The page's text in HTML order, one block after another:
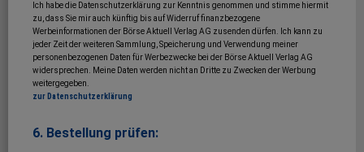
Ich habe die Datenschutzerklärung zur Kenntnis genommen und stimme hiermit
zu, dass Sie mir auch künftig bis auf Widerruf finanzbezogene
Werbeinformationen der Börse Aktuell Verlag AG zusenden dürfen. Ich kann zu
jeder Zeit der weiteren Sammlung, Speicherung und Verwendung meiner
personenbezogenen Daten für Werbezwecke bei der Börse Aktuell Verlag AG
widersprechen. Meine Daten werden nicht an Dritte zu Zwecken der Werbung
weitergegeben.
zur Datenschutzerklärung
6. Bestellung prüfen: